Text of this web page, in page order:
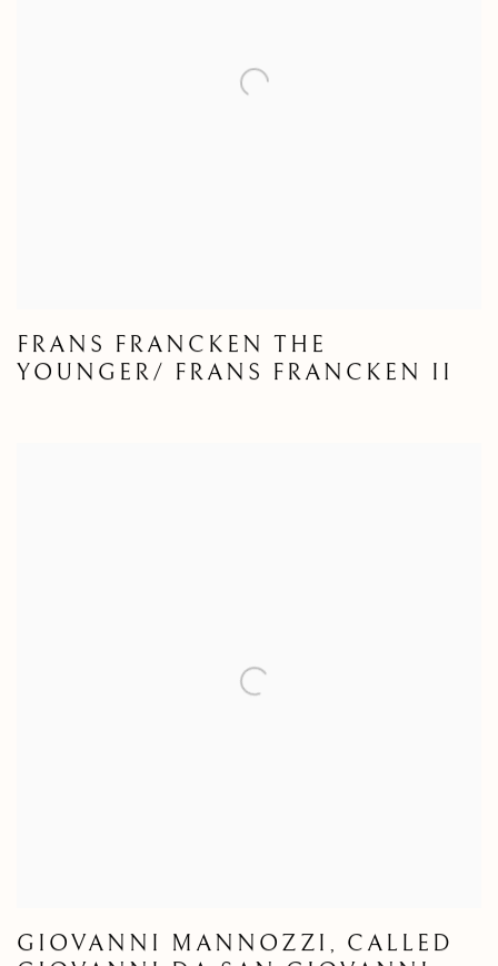
FRANS FRANCKEN THE
YOUNGER/ FRANS FRANCKEN II
GIOVANNI MANNOZZI, CALLED